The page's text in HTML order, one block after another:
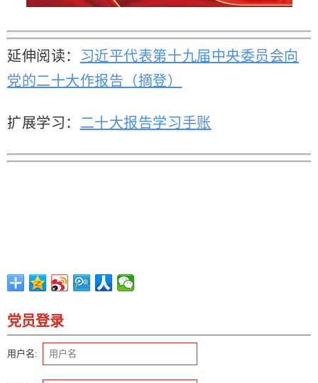
延伸阅读：
习近平代表第十九届中央委员会向
党的二十大作报告（摘登）
扩展学习： 二十大报告学习手账
党员登录
用户名: